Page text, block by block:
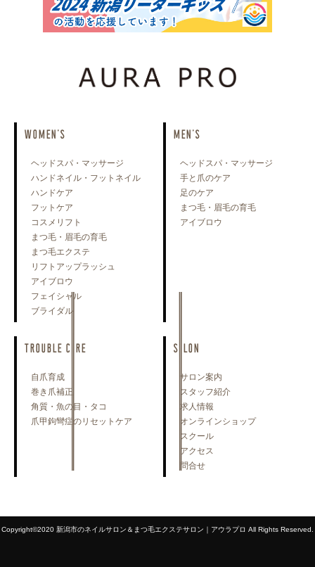
WOMEN'S
ヘッドスパ・マッサージ
ハンドネイル・フットネイル
ハンドケア
フットケア
コスメリフト
まつ毛・眉毛の育毛
まつ毛エクステ
リフトアップラッシュ
アイブロウ
フェイシャル
ブライダル
MEN'S
ヘッドスパ・マッサージ
手と爪のケア
足のケア
まつ毛・眉毛の育毛
アイブロウ
TROUBLE CARE
自爪育成
巻き爪補正
角質・魚の目・タコ
爪甲鉤彎症のリセットケア
SALON
サロン案内
スタッフ紹介
求人情報
オンラインショップ
スクール
アクセス
問合せ
Copyright©2020 新潟市のネイルサロン＆まつ毛エクステサロン｜アウラプロ All Rights Reserved.